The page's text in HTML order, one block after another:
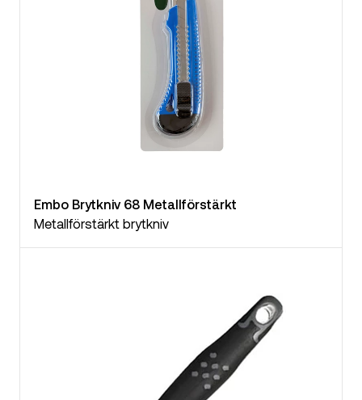
Embo Brytkniv 68 Metallförstärkt
Metallförstärkt brytkniv